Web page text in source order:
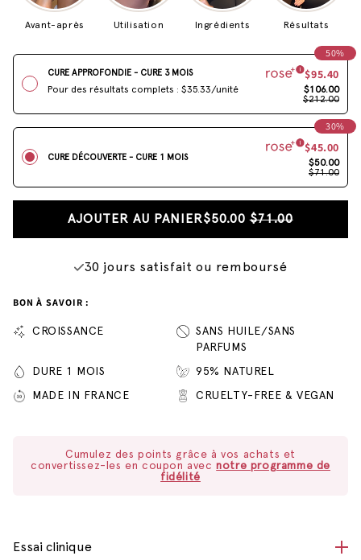
Avant-après Utilisation Ingrédients Résultats
50%
CURE APPROFONDIE - CURE 3 MOIS
Pour des résultats complets : $35.33/unité
$95.40
$106.00
$212.00
30%
CURE DÉCOUVERTE - CURE 1 MOIS
$45.00
$50.00
$71.00
AJOUTER AU PANIER$50.00 $71.00
30 jours satisfait ou remboursé
BON À SAVOIR :
CROISSANCE
SANS HUILE/SANS
PARFUMS
DURE 1 MOIS 95% NATUREL
MADE IN FRANCE CRUELTY-FREE & VEGAN
Cumulez des points grâce à vos achats et
convertissez-les en coupon avecnotre programme de
fidélité
Essai clinique